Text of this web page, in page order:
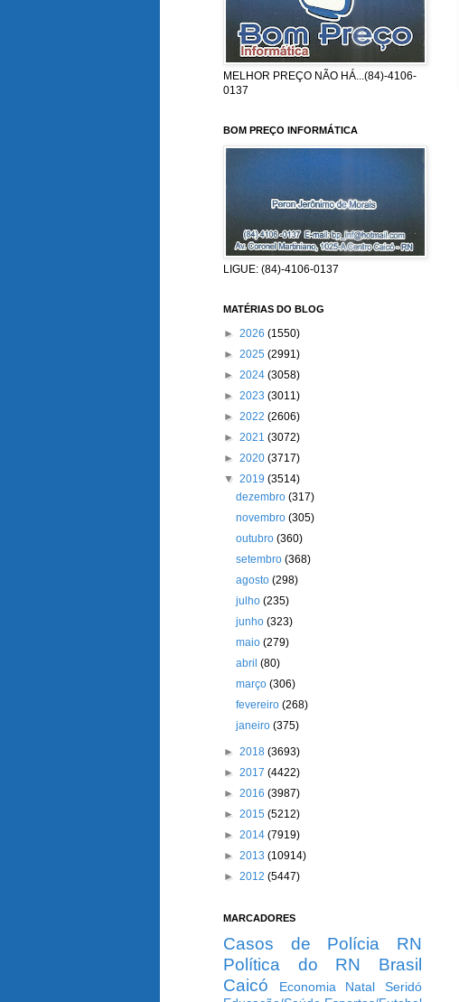
MELHOR PREÇO NÃO HÁ...(84)-4106-
0137
BOM PREÇO INFORMÁTICA
LIGUE: (84)-4106-0137
MATÉRIAS DO BLOG
► 2026 (1550)
► 2025 (2991)
► 2024 (3058)
► 2023 (3011)
► 2022 (2606)
► 2021 (3072)
► 2020 (3717)
▼ 2019 (3514)
dezembro(317)
novembro(305)
outubro(360)
setembro(368)
agosto(298)
julho(235)
junho(323)
maio(279)
abril(80)
março(306)
fevereiro(268)
janeiro(375)
► 2018 (3693)
► 2017 (4422)
► 2016 (3987)
► 2015 (5212)
► 2014 (7919)
► 2013 (10914)
► 2012 (5447)
MARCADORES
Casos de Polícia
RN
Política do RN
Brasil
Caicó
Economia Natal
Seridó